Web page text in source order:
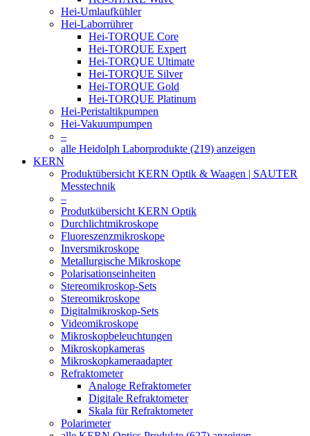
Hei-Umlaufkühler
Hei-Laborrührer
Hei-TORQUE Core
Hei-TORQUE Expert
Hei-TORQUE Ultimate
Hei-TORQUE Silver
Hei-TORQUE Gold
Hei-TORQUE Platinum
Hei-Peristaltikpumpen
Hei-Vakuumpumpen
–
alle Heidolph Laborprodukte (219) anzeigen
KERN
Produktübersicht KERN Optik & Waagen | SAUTER
Messtechnik
–
Produtkübersicht KERN Optik
Durchlichtmikroskope
Fluoreszenzmikroskope
Inversmikroskope
Metallurgische Mikroskope
Polarisationseinheiten
Stereomikroskop-Sets
Stereomikroskope
Digitalmikroskop-Sets
Videomikroskope
Mikroskopbeleuchtungen
Mikroskopkameras
Mikroskopkameraadapter
Refraktometer
Analoge Refraktometer
Digitale Refraktometer
Skala für Refraktometer
Polarimeter